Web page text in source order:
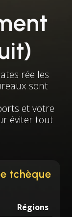
réelles
sont
et votre
éviter tout
tchèque
Régions